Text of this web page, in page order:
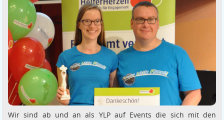
Wir sind ab und an als YLP auf Events die sich mit den